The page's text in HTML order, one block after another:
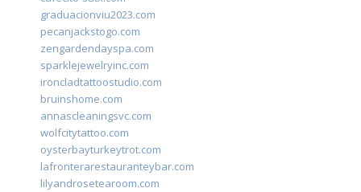
graduacionviu2023.com
pecanjackstogo.com
zengardendayspa.com
sparklejewelryinc.com
ironcladtattoostudio.com
bruinshome.com
annascleaningsvc.com
wolfcitytattoo.com
oysterbayturkeytrot.com
lafronterarestauranteybar.com
lilyandrosetearoom.com